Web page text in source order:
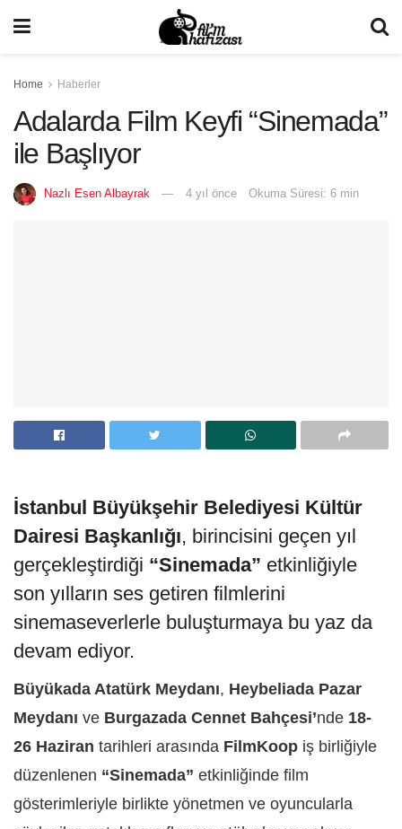
Home Haberler
Adalarda Film Keyfi “Sinemada”
ile Başlıyor
Nazlı Esen Albayrak 4 yıl önce Okuma Süresi: 6 min
İstanbul Büyükşehir Belediyesi Kültür
Dairesi Başkanlığı, birincisini geçen yıl
gerçekleştirdiği “Sinemada” etkinliğiyle
son yılların ses getiren filmlerini
sinemaseverlerle buluşturmaya bu yaz da
devam ediyor.
Büyükada Atatürk Meydanı, Heybeliada Pazar
Meydanı ve Burgazada Cennet Bahçesi’nde 18-
26 Haziran tarihleri arasında FilmKoop iş birliğiyle
düzenlenen “Sinemada” etkinliğinde film
gösterimleriyle birlikte yönetmen ve oyuncularla